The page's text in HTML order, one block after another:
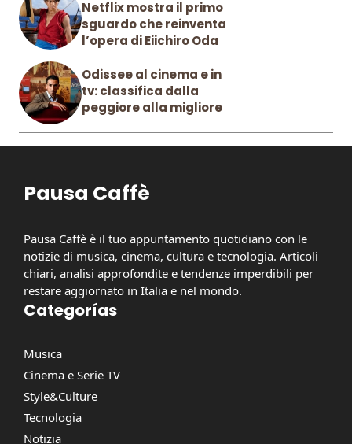
Netflix mostra il primo
sguardo che reinventa
l’opera di Eiichiro Oda
Odissee al cinema e in
tv: classifica dalla
peggiore alla migliore
Pausa Caffè
Pausa Caffè è il tuo appuntamento quotidiano con le
notizie di musica, cinema, cultura e tecnologia. Articoli
chiari, analisi approfondite e tendenze imperdibili per
restare aggiornato in Italia e nel mondo.
Categorías
Musica
Cinema e Serie TV
Style&Culture
Tecnologia
Notizia